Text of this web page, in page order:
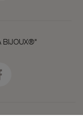
BIJOUX®"